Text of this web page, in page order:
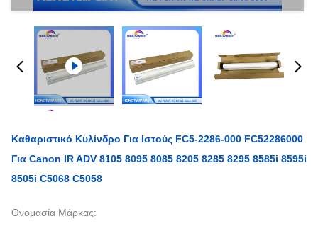
Καθαριστικό Κυλίνδρο Για Ιστούς FC5-2286-000 FC52286000
Για Canon IR ADV 8105 8095 8085 8205 8285 8295 8585i 8595i
8505i C5068 C5058
Ονομασία Μάρκας: